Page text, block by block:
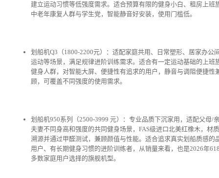
建立运动习惯等低强度需求。适合预算有限的健身小白、租房上班
中老年康复人群与学生党，智能静音好安装，使用门槛低。
划船机Q3（1800-2200元）：适配家庭共用、日常塑形、居家办公
运动等场景，满足规律进阶训练需求。适合有一定运动基础的上班
健身人群，对智能大屏、便捷性有追求的用户，静音与调阻便捷性
顾，可覆盖不同强度的使用需求。
划船机950系列（2500-3999 元）：专业品质下沉家用，适配父母/
夫妻不同身高和强度的共同健身场景，FAS级进口北美红橡木，材
溯源并通过甲醛测试，兼顾颜值与性能。适合追求真实划船质感的
用户、有长期健身习惯的进阶训练者，从销量来看，也是2026年
多数家庭用户选择的旗舰机型。